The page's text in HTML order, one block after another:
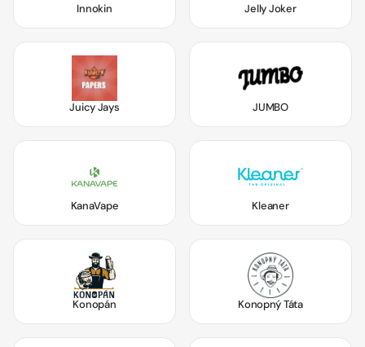
Innokin Jelly Joker
Juicy Jays JUMBO
KanaVape Kleaner
Konopán Konopný Táta